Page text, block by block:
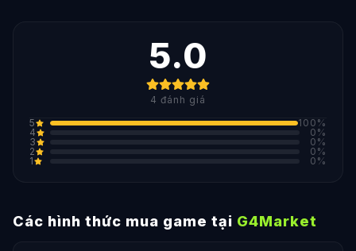
5.0
4 đánh giá
5
100 %
4
0 %
3
0 %
2
0 %
1
0 %
Các hình thức mua game tại G4Market